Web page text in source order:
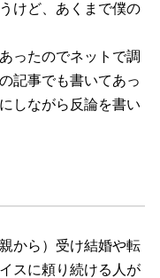
けど、あくまで僕の
ったのでネットで調
の記事でも書いてあっ
しながら反論を書い
から）受け結婚や転
スに頼り続ける人が